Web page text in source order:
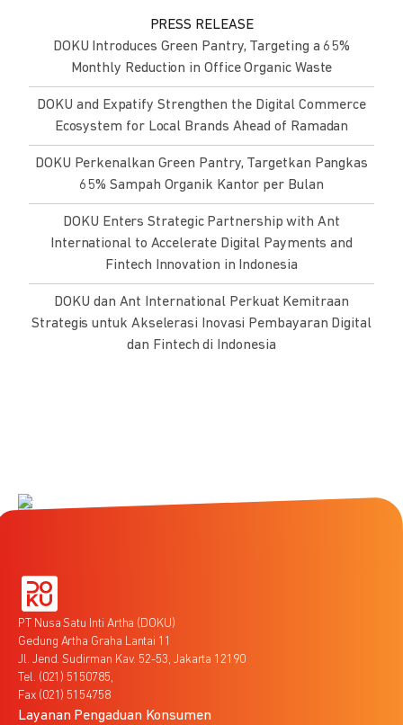
PRESS RELEASE
DOKU Introduces Green Pantry, Targeting a 65%
Monthly Reduction in Office Organic Waste
DOKU and Expatify Strengthen the Digital Commerce
Ecosystem for Local Brands Ahead of Ramadan
DOKU Perkenalkan Green Pantry, Targetkan Pangkas
65% Sampah Organik Kantor per Bulan
DOKU Enters Strategic Partnership with Ant
International to Accelerate Digital Payments and
Fintech Innovation in Indonesia
DOKU dan Ant International Perkuat Kemitraan
Strategis untuk Akselerasi Inovasi Pembayaran Digital
dan Fintech di Indonesia
PT Nusa Satu Inti Artha (DOKU)
Gedung Artha Graha Lantai 11
Jl. Jend. Sudirman Kav. 52-53, Jakarta 12190
Tel. (021) 5150785,
Fax (021) 5154758
Layanan Pengaduan Konsumen